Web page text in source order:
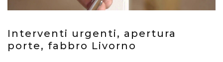
Interventi urgenti, apertura
porte, fabbro Livorno